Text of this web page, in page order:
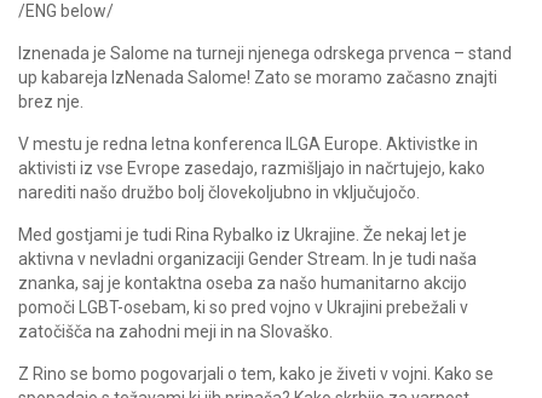
/ENG below/
Iznenada je Salome na turneji njenega odrskega prvenca – stand
up kabareja IzNenada Salome! Zato se moramo začasno znajti
brez nje.
V mestu je redna letna konferenca ILGA Europe. Aktivistke in
aktivisti iz vse Evrope zasedajo, razmišljajo in načrtujejo, kako
narediti našo družbo bolj človekoljubno in vključujočo.
Med gostjami je tudi Rina Rybalko iz Ukrajine. Že nekaj let je
aktivna v nevladni organizaciji Gender Stream. In je tudi naša
znanka, saj je kontaktna oseba za našo humanitarno akcijo
pomoči LGBT-osebam, ki so pred vojno v Ukrajini prebežali v
zatočišča na zahodni meji in na Slovaško.
Z Rino se bomo pogovarjali o tem, kako je živeti v vojni. Kako se